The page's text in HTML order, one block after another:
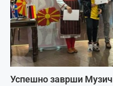
Успешно заврши